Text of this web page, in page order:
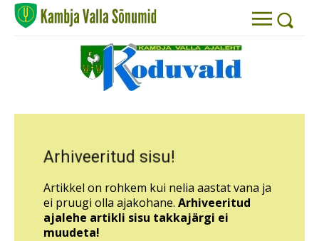
Arhiveeritud sisu!
Artikkel on rohkem kui nelia aastat vana ja
ei pruugi olla ajakohane. Arhiveeritud
ajalehe artikli sisu takkajärgi ei
muudeta!